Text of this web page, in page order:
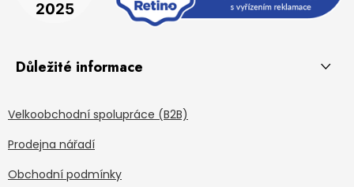
Důležité informace
Velkoobchodní spolupráce (B2B)
Prodejna nářadí
Obchodní podmínky